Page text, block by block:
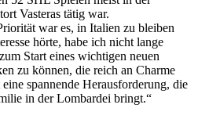
Vasteras tätig war.
war es, in Italien zu bleiben
hörte, habe ich nicht lange
Start eines wichtigen neuen
zu können, die reich an Charme
spannende Herausforderung, die
in der Lombardei bringt.“